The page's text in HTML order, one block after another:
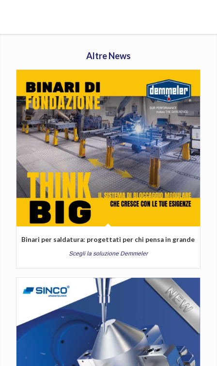
Altre News
Binari per saldatura: progettati per chi pensa in grande
Scegli la soluzione Demmeler